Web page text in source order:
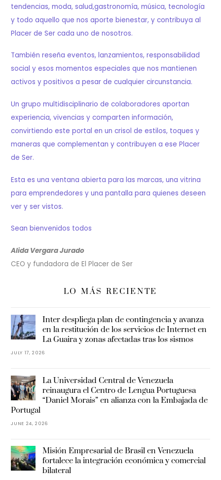
tendencias, moda, salud,gastronomía, música, tecnología
y todo aquello que nos aporte bienestar, y contribuya al
Placer de Ser cada uno de nosotros.
También reseña eventos, lanzamientos, responsabilidad
social y esos momentos especiales que nos mantienen
activos y positivos a pesar de cualquier circunstancia.
Un grupo multidisciplinario de colaboradores aportan
experiencia, vivencias y comparten información,
convirtiendo este portal en un crisol de estilos, toques y
maneras que complementan y contribuyen a ese Placer
de Ser.
Esta es una ventana abierta para las marcas, una vitrina
para emprendedores y una pantalla para quienes deseen
ver y ser vistos.
Sean bienvenidos todos
Alida Vergara Jurado
CEO y fundadora de El Placer de Ser
LO MÁS RECIENTE
Inter despliega plan de contingencia y avanza
en la restitución de los servicios de Internet en
La Guaira y zonas afectadas tras los sismos
JULY 17, 2026
La Universidad Central de Venezuela
reinaugura el Centro de Lengua Portuguesa
“Daniel Morais” en alianza con la Embajada de
Portugal
JUNE 24, 2026
Misión Empresarial de Brasil en Venezuela
fortalece la integración económica y comercial
bilateral